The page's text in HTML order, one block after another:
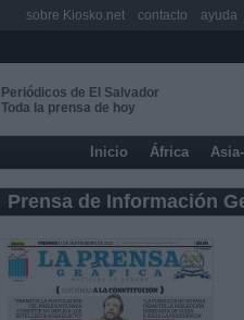
Periódicos de El Salvador
Toda la prensa de hoy
Inicio África
Prensa de Información
sobre Kiosko.net contacto ayuda